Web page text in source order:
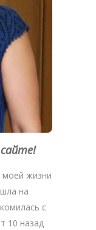
моей жизни
на
с
10 назад